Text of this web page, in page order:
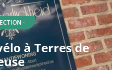
-
à Terres de